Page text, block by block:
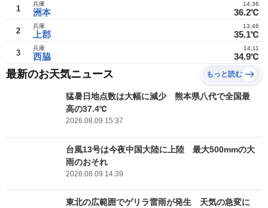
1 洲本
兵庫
36.2℃
14:36
2 上郡
兵庫
35.1℃
13:46
3 西脇
兵庫
34.9℃
14:11
最新のお天気ニュース もっと読む
猛暑日地点数は大幅に減少 熊本県八代で全国最
高の37.4℃
2026.08.09 15:37
台風13号は今夜中国大陸に上陸 最大500mmの大
雨のおそれ
2026.08.09 14:39
東北の広範囲でゲリラ雷雨が発生 天気の急変に